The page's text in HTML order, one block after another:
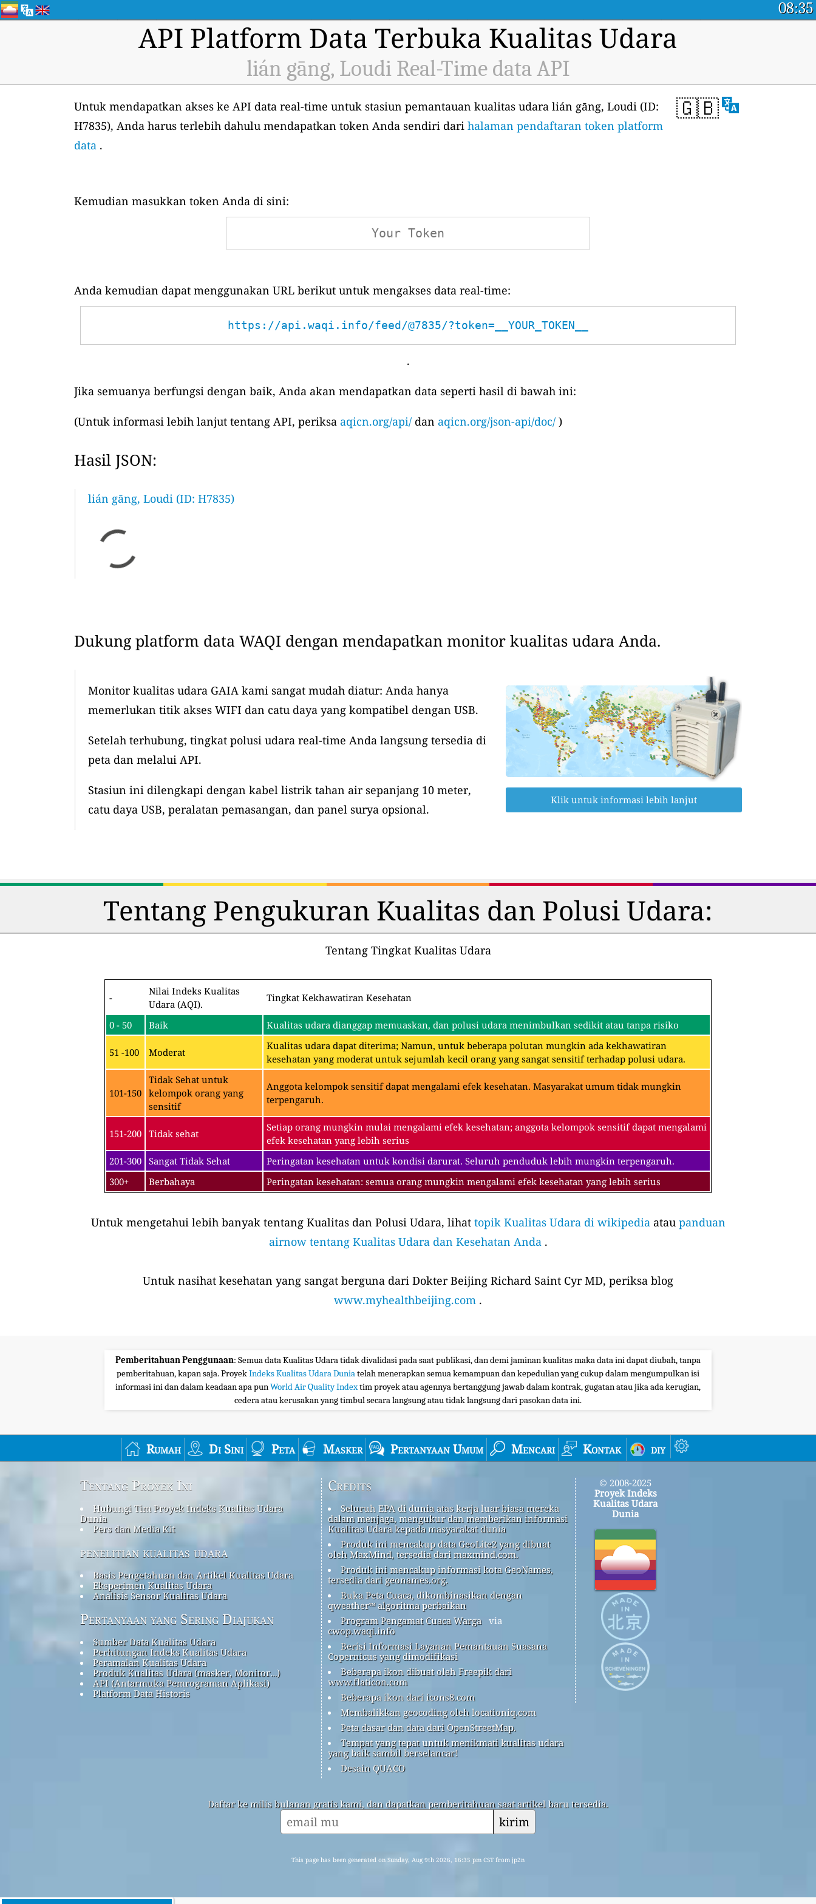
08:35
API Platform Data Terbuka Kualitas Udara
lián gāng, Loudi Real-Time data API
🇬🇧
Untuk mendapatkan akses ke API data real-time untuk stasiun pemantauan kualitas udara lián gāng, Loudi (ID:
H7835), Anda harus terlebih dahulu mendapatkan token Anda sendiri dari halaman pendaftaran token platform
data .
Kemudian masukkan token Anda di sini:
Anda kemudian dapat menggunakan URL berikut untuk mengakses data real-time:
https://api.waqi.info/feed/@7835/?token=__YOUR_TOKEN__
.
Jika semuanya berfungsi dengan baik, Anda akan mendapatkan data seperti hasil di bawah ini:
(Untuk informasi lebih lanjut tentang API, periksa aqicn.org/api/ dan aqicn.org/json-api/doc/ )
Hasil JSON:
lián gāng, Loudi (ID: H7835)
Dukung platform data WAQI dengan mendapatkan monitor kualitas udara Anda.
Monitor kualitas udara GAIA kami sangat mudah diatur: Anda hanya
memerlukan titik akses WIFI dan catu daya yang kompatibel dengan USB.
Setelah terhubung, tingkat polusi udara real-time Anda langsung tersedia di
peta dan melalui API.
Stasiun ini dilengkapi dengan kabel listrik tahan air sepanjang 10 meter,
catu daya USB, peralatan pemasangan, dan panel surya opsional.
Klik untuk informasi lebih lanjut
Tentang Pengukuran Kualitas dan Polusi Udara:
Tentang Tingkat Kualitas Udara
-
Nilai Indeks Kualitas
Udara (AQI).
Tingkat Kekhawatiran Kesehatan
0 - 50 Baik Kualitas udara dianggap memuaskan, dan polusi udara menimbulkan sedikit atau tanpa risiko
51 -100 Moderat
Kualitas udara dapat diterima; Namun, untuk beberapa polutan mungkin ada kekhawatiran
kesehatan yang moderat untuk sejumlah kecil orang yang sangat sensitif terhadap polusi udara.
101-150
Tidak Sehat untuk
kelompok orang yang
sensitif
Anggota kelompok sensitif dapat mengalami efek kesehatan. Masyarakat umum tidak mungkin
terpengaruh.
151-200 Tidak sehat
Setiap orang mungkin mulai mengalami efek kesehatan; anggota kelompok sensitif dapat mengalami
efek kesehatan yang lebih serius
201-300 Sangat Tidak Sehat
Peringatan kesehatan untuk kondisi darurat. Seluruh penduduk lebih mungkin terpengaruh.
300+
Berbahaya Peringatan kesehatan: semua orang mungkin mengalami efek kesehatan yang lebih serius
Untuk mengetahui lebih banyak tentang Kualitas dan Polusi Udara, lihat topik Kualitas Udara di wikipediaatau panduan
airnow tentang Kualitas Udara dan Kesehatan Anda.
Untuk nasihat kesehatan yang sangat berguna dari Dokter Beijing Richard Saint Cyr MD, periksa blog
www.myhealthbeijing.com .
Pemberitahuan Penggunaan: Semua data Kualitas Udara tidak divalidasi pada saat publikasi, dan demi jaminan kualitas maka data ini dapat diubah, tanpa
pemberitahuan, kapan saja. ProyekIndeks Kualitas Udara Duniatelah menerapkan semua kemampuan dan kepedulian yang cukup dalam mengumpulkan isi
informasi ini dan dalam keadaan apa punWorld Air Quality Indextim proyek atau agennya bertanggung jawab dalam kontrak, gugatan atau jika ada kerugian,
cedera atau kerusakan yang timbul secara langsung atau tidak langsung dari pasokan data ini.
Rumah Di Sini Peta Masker Pertanyaan Umum Mencari Kontak diy
Tentang Proyek Ini
Hubungi Tim Proyek Indeks Kualitas Udara
Dunia
Pers dan Media Kit
penelitian kualitas udara
Basis Pengetahuan dan Artikel Kualitas Udara
Eksperimen Kualitas Udara
Analisis Sensor Kualitas Udara
Pertanyaan yang Sering Diajukan
Sumber Data Kualitas Udara
Perhitungan Indeks Kualitas Udara
Peramalan Kualitas Udara
Produk Kualitas Udara (masker, Monitor…)
API (Antarmuka Pemrograman Aplikasi)
Platform Data Historis
Credits
Seluruh EPA di dunia atas kerja luar biasa mereka
dalam menjaga, mengukur dan memberikan informasi
Kualitas Udara kepada masyarakat dunia
Produk ini mencakup data GeoLite2 yang dibuat
oleh MaxMind, tersedia dari maxmind.com.
Produk ini mencakup informasi kota GeoNames,
tersedia dari geonames.org.
Buka Peta Cuaca, dikombinasikan dengan
qweather™ algoritma perbaikan
Program Pengamat Cuaca Warga via
cwop.waqi.info
Berisi Informasi Layanan Pemantauan Suasana
Copernicus yang dimodifikasi
Beberapa ikon dibuat oleh Freepik dari
www.flaticon.com
Beberapa ikon dari icons8.com
Membalikkan geocoding oleh locationiq.com
Peta dasar dan data dari OpenStreetMap.
Tempat yang tepat untuk menikmati kualitas udara
yang baik sambil berselancar!
Desain QUACO
© 2008-2025
Proyek Indeks
Kualitas Udara
Dunia
Daftar ke milis bulanan gratis kami, dan dapatkan pemberitahuan saat artikel baru tersedia.
kirim
This page has been generated on Sunday, Aug 9th 2026, 16:35 pm CST from jp2n